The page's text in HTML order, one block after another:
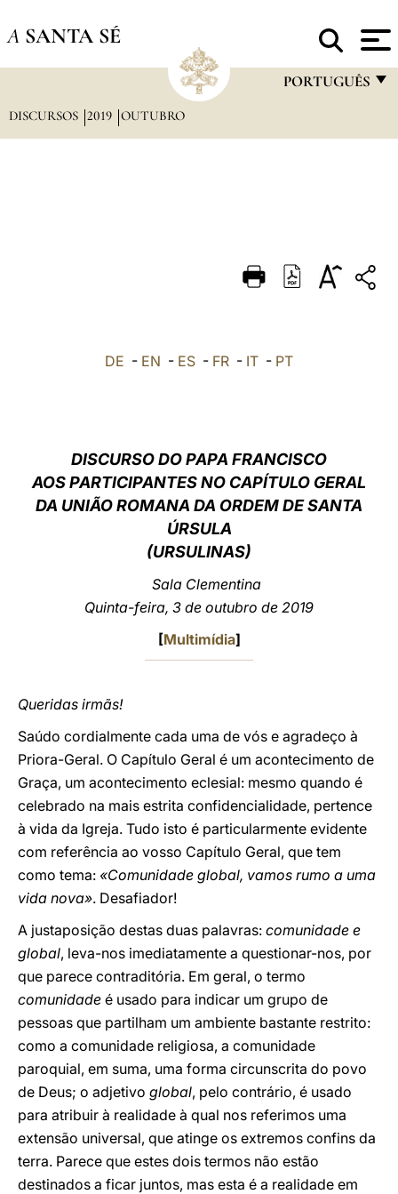
A SANTA SÉ
PORTUGUÊS
DEUTSCH
العربيّة
DISCURSOS 2019 OUTUBRO
DE - EN - ES - FR - IT - PT
DISCURSO DO PAPA FRANCISCO
AOS PARTICIPANTES NO CAPÍTULO GERAL
DA UNIÃO ROMANA DA ORDEM DE SANTA
ÚRSULA
(URSULINAS)
Sala Clementina
Quinta-feira, 3 de outubro de 2019
[Multimídia]
Queridas irmãs!
Saúdo cordialmente cada uma de vós e agradeço à
Priora-Geral. O Capítulo Geral é um acontecimento de
Graça, um acontecimento eclesial: mesmo quando é
celebrado na mais estrita confidencialidade, pertence
à vida da Igreja. Tudo isto é particularmente evidente
com referência ao vosso Capítulo Geral, que tem
como tema: «Comunidade global, vamos rumo a uma
vida nova». Desafiador!
A justaposição destas duas palavras: comunidade e
global, leva-nos imediatamente a questionar-nos, por
que parece contraditória. Em geral, o termo
comunidade é usado para indicar um grupo de
pessoas que partilham um ambiente bastante restrito:
como a comunidade religiosa, a comunidade
paroquial, em suma, uma forma circunscrita do povo
de Deus; o adjetivo global, pelo contrário, é usado
para atribuir à realidade à qual nos referimos uma
extensão universal, que atinge os extremos confins da
terra. Parece que estes dois termos não estão
destinados a ficar juntos, mas esta é a realidade em